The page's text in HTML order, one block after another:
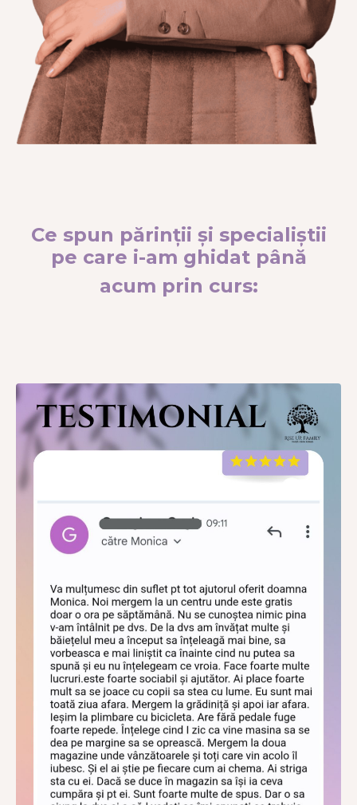
Ce spun părinții și specialiștii
pe care i-am ghidat până
acum prin curs: